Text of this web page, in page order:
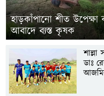
​হাড়কাঁপানো শীত উপেক্ষা
আবাদে ব্যস্ত কৃষক
ডাঃ